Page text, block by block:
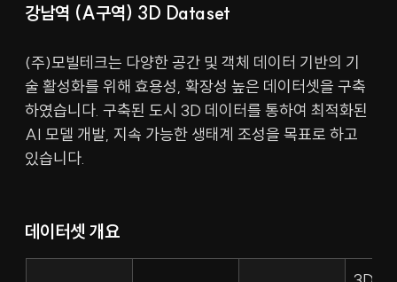
강남역 (A구역) 3D Dataset
(주)모빌테크는 다양한 공간 및 객체 데이터 기반의 기
술 활성화를 위해 효용성, 확장성 높은 데이터셋을 구축
하였습니다. 구축된 도시 3D 데이터를 통하여 최적화된
AI 모델 개발, 지속 가능한 생태계 조성을 목표로 하고
있습니다.
데이터셋 개요